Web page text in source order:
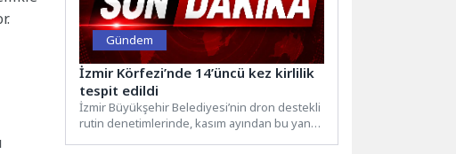
Gündem
İzmir Körfezi’nde 14’üncü kez kirlilik
tespit edildi
İzmir Büyükşehir Belediyesi’nin dron destekli
rutin denetimlerinde, kasım ayından bu yana